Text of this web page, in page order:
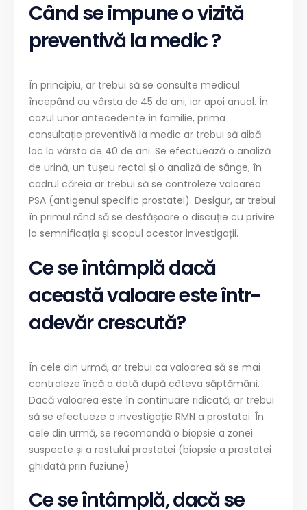
Când se impune o vizită
preventivă la medic ?
În principiu, ar trebui să se consulte medicul
începând cu vârsta de 45 de ani, iar apoi anual. În
cazul unor antecedente în familie, prima
consultație preventivă la medic ar trebui să aibă
loc la vârsta de 40 de ani. Se efectuează o analiză
de urină, un tușeu rectal și o analiză de sânge, în
cadrul căreia ar trebui să se controleze valoarea
PSA (antigenul specific prostatei). Desigur, ar trebui
în primul rând să se desfășoare o discuție cu privire
la semnificația și scopul acestor investigații.
Ce se întâmplă dacă
această valoare este într-
adevăr crescută?
În cele din urmă, ar trebui ca valoarea să se mai
controleze încă o dată după câteva săptămâni.
Dacă valoarea este în continuare ridicată, ar trebui
să se efectueze o investigație RMN a prostatei. În
cele din urmă, se recomandă o biopsie a zonei
suspecte și a restului prostatei (biopsie a prostatei
ghidată prin fuziune)
Ce se întâmplă, dacă se